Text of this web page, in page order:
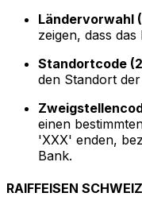
Ländervorwahl
zeigen, dass
Standortcode
den Standort
einen
'XXX' enden,
Bank.
RAIFFEISEN